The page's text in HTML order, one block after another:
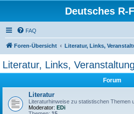
Deutsches R-
FAQ
Foren-Übersicht Literatur, Links,
Literatur, Links,
Forum
Literatur
Literaturhinweise zu statistischen Themen
Moderator: EDi